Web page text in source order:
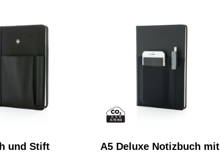
und Stift A5 Deluxe Notizbuch mit